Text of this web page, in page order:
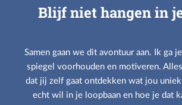
Blijf niet hangen in
Samen gaan we dit avontuur aan. Ik ga
spiegel voorhouden en motiveren.
dat jij zelf gaat ontdekken wat jou
echt wil in je loopbaan en hoe je dat